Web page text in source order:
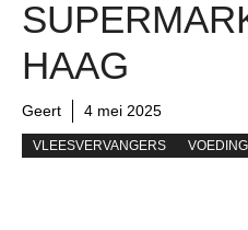
HAAG
Geert 4 mei 2025
VLEESVERVANGERS VOEDING